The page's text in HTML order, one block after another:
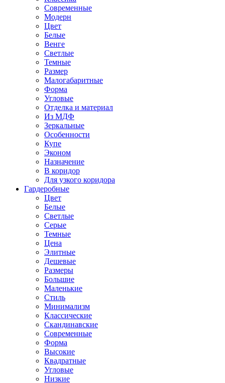
Современные
Модерн
Цвет
Белые
Венге
Светлые
Темные
Размер
Малогабаритные
Форма
Угловые
Отделка и материал
Из МДФ
Зеркальные
Особенности
Купе
Эконом
Назначение
В коридор
Для узкого коридора
Гардеробные
Цвет
Белые
Светлые
Серые
Темные
Цена
Элитные
Дешевые
Размеры
Большие
Маленькие
Стиль
Минимализм
Классические
Скандинавские
Современные
Форма
Высокие
Квадратные
Угловые
Низкие